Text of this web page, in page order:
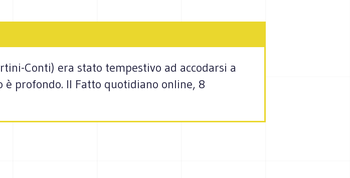
Conti) era stato tempestivo ad accodarsi a
è profondo. Il Fatto quotidiano online, 8